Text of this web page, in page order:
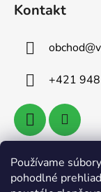
Používame
pohodlné
Kontakt
obchod@
+421
Vyhľadávanie